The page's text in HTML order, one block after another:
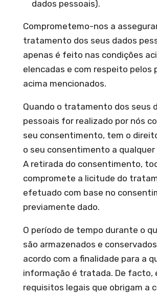
dados pessoais).
Comprometemo-nos a
tratamento dos seus dados
apenas é feito nas condições
elencadas e com respeito pelos
acima mencionados.
Quando o tratamento dos seus
pessoais for realizado por nós
seu consentimento, tem o
o seu consentimento a
A retirada do consentimento,
compromete a licitude do
efetuado com base no
previamente dado.
O período de tempo durante o
são armazenados e
acordo com a finalidade para a
informação é tratada. De facto,
requisitos legais que obrigam a